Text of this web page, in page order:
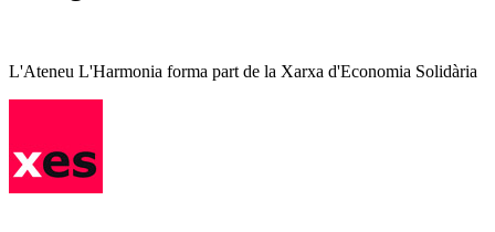
L'Ateneu L'Harmonia forma part de la Xarxa d'Economia Solidària